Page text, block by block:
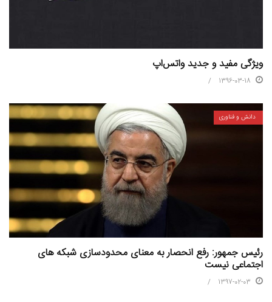
ویژگی مفید و جدید واتس‌اپ
1396-03-18
دانش و فناوری
رئیس جمهور: رفع انحصار به معنای محدودسازی شبکه های
اجتماعی نیست
1397-02-03